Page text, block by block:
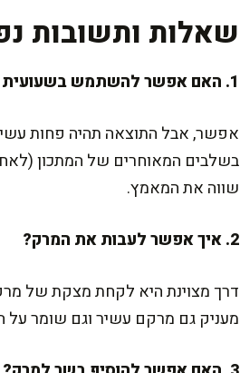
שאלות ותשובות
1. האם אפשר להשתמש בשעועית מקופסה?
אפשר, אבל התוצאה תהיה פחות
בשלבים המאוחרים של המתכון
שווה את המאמץ.
2. איך אפשר לעבות את המרק?
דרך מצוינת היא לקחת מצקת של מרק
מעניק גם מרקם עשיר וגם שומר על